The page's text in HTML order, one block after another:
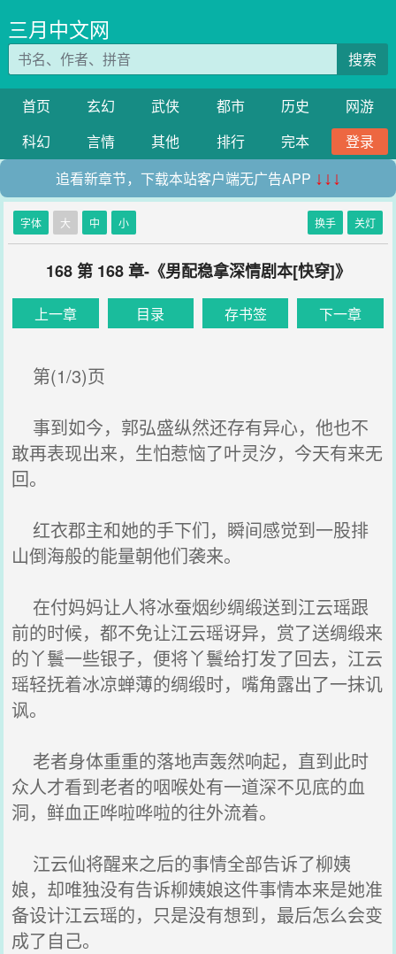
三月中文网
搜索
首页 玄幻 武侠 都市 历史
网游
科幻
言情 其他 排行 完本
登录
追看新章节，下载本站客户端无广告APP ↓↓↓
字体 大 中 小 换手 关灯
168 第 168 章-《男配稳拿深情剧本[快穿]》
上一章 目录 存书签 下一章
第(1/3)页
事到如今，郭弘盛纵然还存有异心，他也不
敢再表现出来，生怕惹恼了叶灵汐，今天有来无
回。
红衣郡主和她的手下们，瞬间感觉到一股排
山倒海般的能量朝他们袭来。
在付妈妈让人将冰蚕烟纱绸缎送到江云瑶跟
前的时候，都不免让江云瑶讶异，赏了送绸缎来
的丫鬟一些银子，便将丫鬟给打发了回去，江云
瑶轻抚着冰凉蝉薄的绸缎时，嘴角露出了一抹讥
讽。
老者身体重重的落地声轰然响起，直到此时
众人才看到老者的咽喉处有一道深不见底的血
洞，鲜血正哗啦哗啦的往外流着。
江云仙将醒来之后的事情全部告诉了柳姨
娘，却唯独没有告诉柳姨娘这件事情本来是她准
备设计江云瑶的，只是没有想到，最后怎么会变
成了自己。